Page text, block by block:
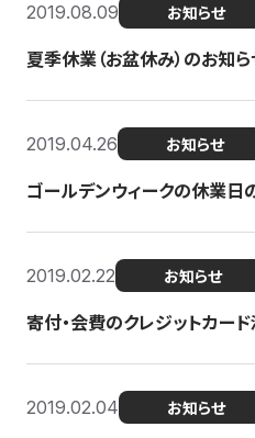
2019.08.09 お知らせ
夏季休業（お盆休み）のお知
2019.04.26 お知らせ
ゴールデンウィークの休業日
2019.02.22 お知らせ
寄付・会費のクレジットカー
2019.02.04 お知らせ